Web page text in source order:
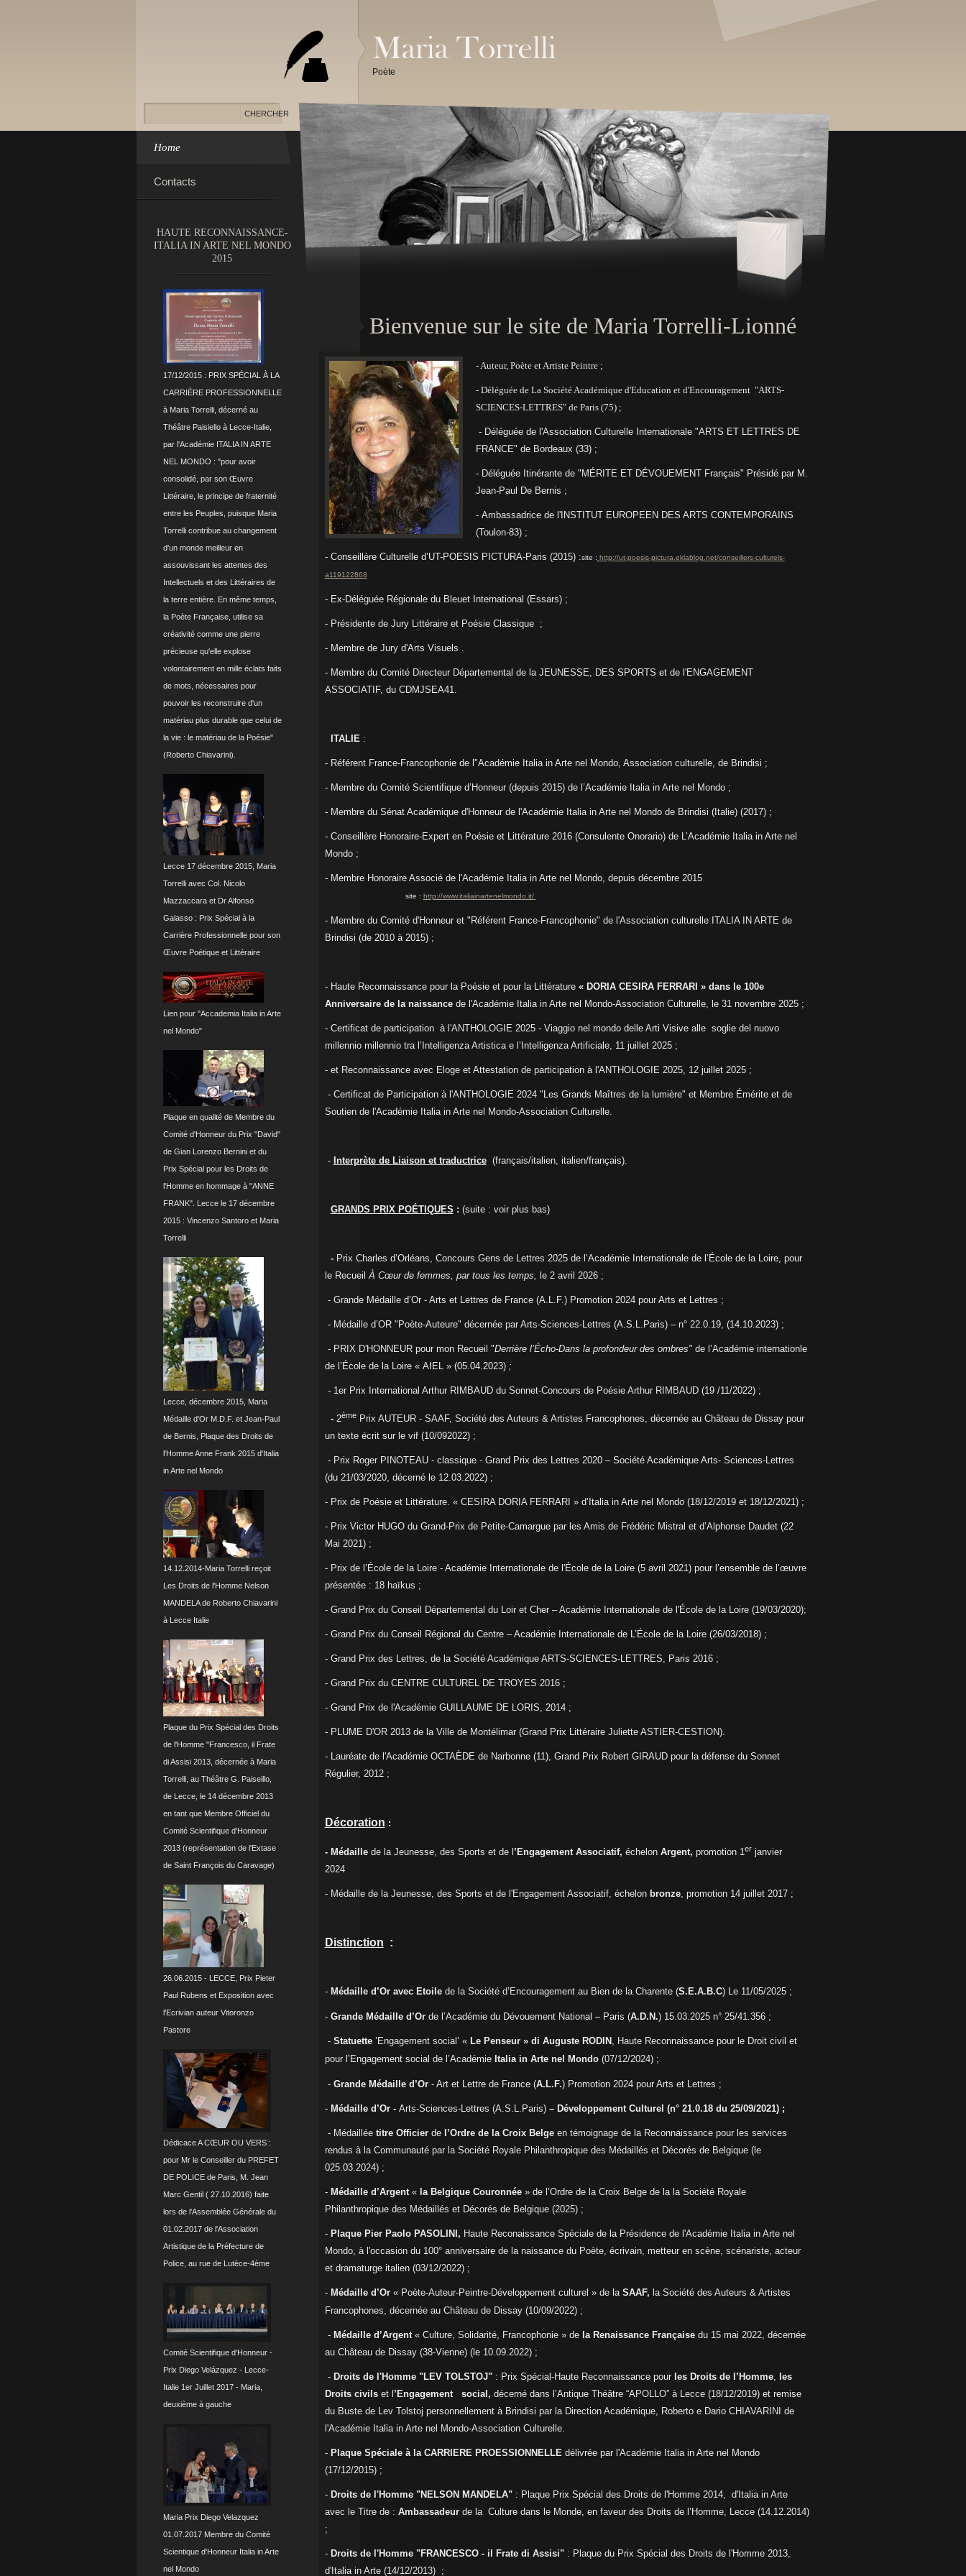
Poète
Bienvenue sur le site de Maria Torrelli-Lionné
- Auteur, Poète et Artiste Peintre ;
- Déléguée de La Société Académique d'Education et d'Encouragement "ARTS-
SCIENCES-LETTRES" de Paris (75) ;
- Déléguée de l'Association Culturelle Internationale "ARTS ET LETTRES DE
FRANCE" de Bordeaux (33) ;
- Déléguée Itinérante de "MÉRITE ET DÉVOUEMENT Français" Présidé par M.
Jean-Paul De Bernis ;
- Ambassadrice de l'INSTITUT EUROPEEN DES ARTS CONTEMPORAINS
(Toulon-83) ;
- Conseillère Culturelle d’UT-POESIS PICTURA-Paris (2015) :site : http://ut-poesis-pictura.eklablog.net/conseillers-culturels-
a119122868
- Ex-Déléguée Régionale du Bleuet International (Essars) ;
- Présidente de Jury Littéraire et Poésie Classique ;
- Membre de Jury d'Arts Visuels .
- Membre du Comité Directeur Départemental de la JEUNESSE, DES SPORTS et de l'ENGAGEMENT
ASSOCIATIF, du CDMJSEA41.
ITALIE:
- Référent France-Francophonie de l'’Académie Italia in Arte nel Mondo, Association culturelle, de Brindisi ;
- Membre du Comité Scientifique d’Honneur(depuis 2015) de l’Académie Italia in Arte nel Mondo ;
- Membre du Sénat Académique d'Honneur de l'Académie Italia in Arte nel Mondo de Brindisi (Italie) (2017) ;
- Conseillère Honoraire-Expert en Poésie et Littérature 2016 (Consulente Onorario) de L’Académie Italia in Arte nel
Mondo ;
- Membre Honoraire Associé de l'Académie Italia in Arte nel Mondo, depuis décembre 2015
site : http://www.italiainartenelmondo.it/
- Membre du Comité d'Honneur et "Référent France-Francophonie" de l'Association culturelle ITALIA IN ARTE de
Brindisi (de 2010 à 2015) ;
- Haute Reconnaissance pour la Poésie et pour la Littérature « DORIA CESIRA FERRARI » dans le 100e
Anniversaire de la naissance de l'Académie Italia in Arte nel Mondo-Association Culturelle, le 31 novembre 2025 ;
- Certificat de participation à l'ANTHOLOGIE 2025 - Viaggio nel mondo delle Arti Visive alle soglie del nuovo
millennio millennio tra l’Intelligenza Artistica e l’Intelligenza Artificiale, 11 juillet 2025 ;
- et Reconnaissance avec Eloge et Attestation de participation à l'ANTHOLOGIE 2025, 12 juillet 2025 ;
- Certificat de Participation à l'ANTHOLOGIE 2024 "Les Grands Maîtres de la lumière" et Membre Émérite et de
Soutien de l'Académie Italia in Arte nel Mondo-Association Culturelle.
- Interprète de Liaison et traductrice(français/italien, italien/français).
GRANDS PRIX POÉTIQUES : (suite : voir plus bas)
- Prix Charles d’Orléans, Concours Gens de Lettres 2025 de l’AcadémieInternationale de l’École de la Loire, pour
le RecueilÀ Cœurde femmes, par tous les temps, le 2 avril 2026 ;
- Grande Médaille d’Or - Arts et Lettres de France (A.L.F.) Promotion 2024 pour Arts et Lettres ;
- Médaille d’OR "Poète-Auteure" décernée par Arts-Sciences-Lettres (A.S.L.Paris) – n° 22.0.19, (14.10.2023) ;
- PRIX D'HONNEUR pour mon Recueil "Derrière l’Écho-Dans la profondeur des ombres"de l’Académie internationle
de l’École de la Loire « AIEL » (05.04.2023);
- 1er Prix International Arthur RIMBAUD du Sonnet-Concours de Poésie Arthur RIMBAUD (19 /11/2022) ;
- 2èmePrix AUTEUR - SAAF, Société des Auteurs & Artistes Francophones, décernée au Château de Dissay pour
un texte écrit sur le vif (10/092022) ;
- Prix Roger PINOTEAU - classique - Grand Prix des Lettres 2020 – Société Académique Arts- Sciences-Lettres
(du 21/03/2020, décerné le 12.03.2022) ;
- Prix de Poésie et Littérature. « CESIRA DORIA FERRARI » d’Italia in Arte nel Mondo (18/12/2019 et 18/12/2021) ;
- Prix Victor HUGO du Grand-Prix de Petite-Camargue par les Amis de Frédéric Mistral et d’Alphonse Daudet (22
Mai 2021) ;
- Prix de l’École de la Loire - Académie Internationale de l'École de la Loire (5 avril 2021) pour l’ensemble de l’œuvre
présentée : 18 haïkus ;
- Grand Prix du Conseil Départemental du Loir et Cher – Académie Internationale de l'École de la Loire (19/03/2020);
- Grand Prix du Conseil Régional du Centre – Académie Internationale de L’École de la Loire (26/03/2018) ;
- Grand Prix des Lettres, de la Société Académique ARTS-SCIENCES-LETTRES, Paris 2016 ;
- Grand Prix du CENTRE CULTUREL DE TROYES 2016 ;
- Grand Prix de l'Académie GUILLAUME DE LORIS, 2014 ;
- PLUME D'OR 2013 de la Ville de Montélimar (Grand Prix Littéraire Juliette ASTIER-CESTION).
- Lauréate de l'Académie OCTAÈDE de Narbonne (11), Grand Prix Robert GIRAUD pour la défense du Sonnet
Régulier, 2012 ;
Décoration :
- Médaille de la Jeunesse, des Sports et de l’Engagement Associatif, échelonArgent, promotion 1erjanvier
2024
- Médaille de la Jeunesse, des Sports et de l'Engagement Associatif, échelonbronze, promotion 14 juillet 2017 ;
Distinction :
- Médaille d’Or avec Etoile de la Société d’Encouragement au Bien de la Charente (S.E.A.B.C) L e 11/05/2025 ;
- Grande Médaille d’Orde l’Académie du Dévouement National – Paris (A.D.N.) 15.03.2025 n° 25/41.356 ;
- Statuette ’Engagement social’ « Le Penseur » di Auguste RODIN, Haute Reconnaissance pour le Droit civil et
pour l’Engagement social de l’Académie Italia in Arte nel Mondo (07/12/2024) ;
- Grande Médaille d’Or- Art et Lettre de France (A.L.F.) Promotion 2024 pour Arts et Lettres ;
- Médaille d’Or- Arts-Sciences-Lettres (A.S.L.Paris)– Développement Culturel (n° 21.0.18 du 25/09/2021) ;
- Médailléetitre Officierde l’Ordre de la Croix Belgeen témoignage de la Reconnaissance pour les services
rendus à la Communauté par la Société Royale Philanthropique des Médaillés et Décorés de Belgique (le
025.03.2024) ;
- Médaille d’Argent« la Belgique Couronnée » de l’Ordre de la Croix Belge de la la Société Royale
Philanthropique des Médaillés et Décorés de Belgique (2025) ;
- Plaque Pier Paolo PASOLINI, Haute Reconaissance Spéciale de la Présidence de l'Académie Italia in Arte nel
Mondo, à l'occasion du 100° anniversaire de la naissance du Poète, écrivain, metteur en scène, scénariste, acteur
et dramaturge italien (03/12/2022) ;
- Médaille d’Or« Poète-Auteur-Peintre-Développement culturel » de la SAAF, la Société des Auteurs & Artistes
Francophones, décernée au Château de Dissay (10/09/2022) ;
- Médaille d’Argent« Culture, Solidarité, Francophonie » de la Renaissance Françaisedu 15 mai 2022, décernée
au Château de Dissay (38-Vienne) (le 10.09.2022) ;
- Droits de l'Homme "LEV TOLSTOJ" : Prix Spécial-Haute Reconnaissance pour les Droits de l’Homme, les
Droits civilset l’Engagement social, décerné dans l’Antique Théâtre “APOLLO” à Lecce (18/12/2019) et remise
du Buste de Lev Tolstoj personnellement à Brindisi par la Direction Académique, Roberto e Dario CHIAVARINI de
l'Académie Italia in Arte nel Mondo-Association Culturelle.
- Plaque Spéciale à la CARRIERE PROESSIONNELLE délivrée par l'Académie Italia in Arte nel Mondo
(17/12/2015) ;
- Droits de l'Homme "NELSON MANDELA" : Plaque Prix Spécial des Droits de l'Homme 2014,
d'Italia in Arte
avec le Titre de : Ambassadeur de la Culture dans le Monde, en faveur des Droits de l’Homme, Lecce (14.12.2014)
;
- Droits de l'Homme "FRANCESCO - il Frate di Assisi" : Plaque du Prix Spécial des Droits de l'Homme 2013,
d'Italia in Arte (14/12/2013) ;
Home
Contacts
HAUTE RECONNAISSANCE-
ITALIA IN ARTE NEL MONDO
2015
17/12/2015 : PRIX SPÉCIAL À LA
CARRIÈRE PROFESSIONNELLE
à Maria Torrelli, décerné au
Théâtre Paisiello à Lecce-Italie,
par l'Académie ITALIA IN ARTE
NEL MONDO : "pour avoir
consolidé, par son Œuvre
Littéraire, le principe de fraternité
entre les Peuples, puisque Maria
Torrelli contribue au changement
d'un monde meilleur en
assouvissant les attentes des
Intellectuels et des Littéraires de
la terre entière. En même temps,
la Poète Française, utilise sa
créativité comme une pierre
précieuse qu'elle explose
volontairement en mille éclats faits
de mots, nécessaires pour
pouvoir les reconstruire d'un
matériau plus durable que celui de
la vie : le matériau de la Poésie"
(Roberto Chiavarini).
Lecce 17 décembre 2015, Maria
Torrelli avec Col. Nicolo
Mazzaccara et Dr Alfonso
Galasso : Prix Spécial à la
Carrière Professionnelle pour son
Œuvre Poétique et Littéraire
Lien pour "Accademia Italia in Arte
nel Mondo"
Plaque en qualité de Membre du
Comité d'Honneur du Prix "David"
de Gian Lorenzo Bernini et du
Prix Spécial pour les Droits de
l'Homme en hommage à "ANNE
FRANK". Lecce le 17 décembre
2015 : Vincenzo Santoro et Maria
Torrelli
Lecce, décembre 2015, Maria
Médaille d'Or M.D.F. et Jean-Paul
de Bernis, Plaque des Droits de
l'Homme Anne Frank 2015 d'Italia
in Arte nel Mondo
14.12.2014-Maria Torrelli reçoit
Les Droits de l'Homme Nelson
MANDELA de Roberto Chiavarini
à Lecce Italie
Plaque du Prix Spécial des Droits
de l'Homme "Francesco, il Frate
di Assisi 2013, décernée à Maria
Torrelli, au Théâtre G. Paiseillo,
de Lecce, le 14 décembre 2013
en tant que Membre Officiel du
Comité Scientifique d'Honneur
2013 (représentation de l'Extase
de Saint François du Caravage)
26.06.2015 - LECCE, Prix Pieter
Paul Rubens et Exposition avec
l'Ecrivian auteur Vitoronzo
Pastore
Dédicace A CŒUR OU VERS :
pour Mr le Conseiller du PREFET
DE POLICE de Paris, M. Jean
Marc Gentil ( 27.10.2016) faite
lors de l'Assemblée Générale du
01.02.2017 de l'Association
Artistique de la Préfecture de
Police, au rue de Lutèce-4ème
Comité Scientifique d'Honneur -
Prix Diego Velázquez - Lecce-
Italie 1er Juillet 2017 - Maria,
deuxième à gauche
Maria Prix Diego Velazquez
01.07.2017 Membre du Comité
Scientique d'Honneur Italia in Arte
nel Mondo